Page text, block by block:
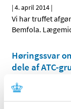
|4. april 2014 |
Vi har truffet
Bemfola.
Høringssvar
dele af ATC-
27. marts 2014
tilskudsstatus